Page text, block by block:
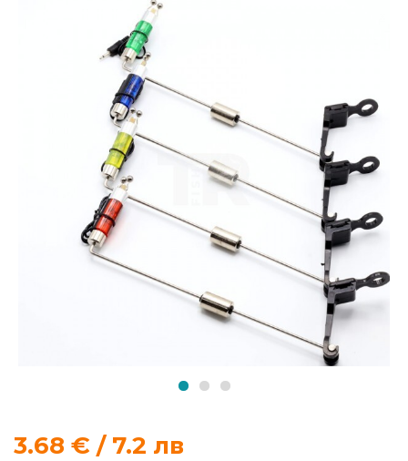
Промоции
продукти
добавки
риболов
3.68 € / 7.2 лв